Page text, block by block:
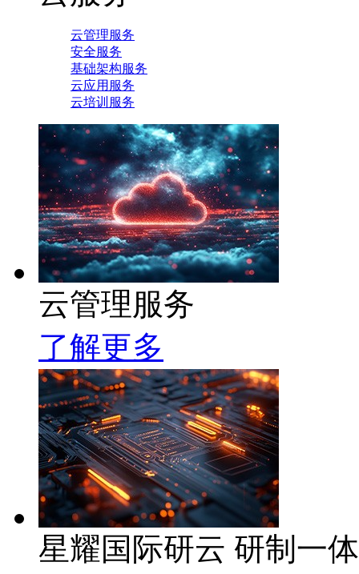
云管理服务
安全服务
基础架构服务
云应用服务
云培训服务
云管理服务
了解更多
星耀国际研云 研制一